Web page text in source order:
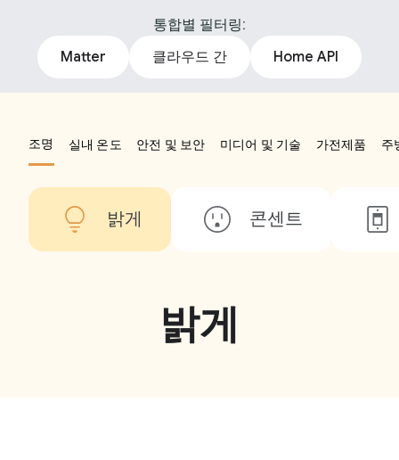
통합별 필터링:
Matter 클라우드 간 Home API
조명 실내 온도 안전 및 보안 미디어 및 기술 가전제품 주
밝게 콘센트
밝게